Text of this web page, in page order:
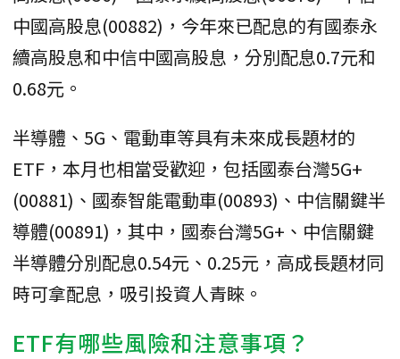
中國高股息(00882)，今年來已配息的有國泰永
續高股息和中信中國高股息，分別配息0.7元和
0.68元。
半導體、5G、電動車等具有未來成長題材的
ETF，本月也相當受歡迎，包括國泰台灣5G+
(00881)、國泰智能電動車(00893)、中信關鍵半
導體(00891)，其中，國泰台灣5G+、中信關鍵
半導體分別配息0.54元、0.25元，高成長題材同
時可拿配息，吸引投資人青睞。
ETF有哪些風險和注意事項？